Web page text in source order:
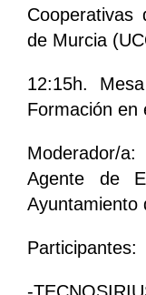
Cooperativas
de Murcia
12:15h.
Formación en
Moderador/
Agente de
Ayuntamiento
Participantes: